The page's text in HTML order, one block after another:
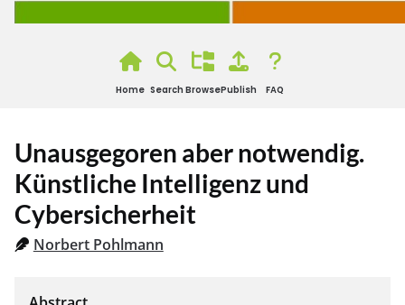
Home Search BrowsePublish FAQ
Unausgegoren aber notwendig.
Künstliche Intelligenz und
Cybersicherheit
Norbert Pohlmann